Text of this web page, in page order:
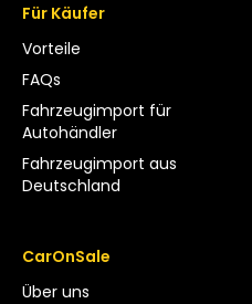
Für Käufer
Vorteile
FAQs
Fahrzeugimport für
Autohändler
Fahrzeugimport aus
Deutschland
CarOnSale
Über uns